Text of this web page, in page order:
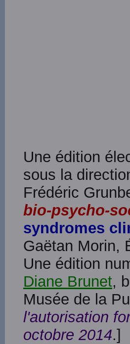
Une édition
sous la
Frédéric
bio-psycho-
syndromes
Gaëtan Morin,
Une édition
Diane Brunet,
Musée de la
l'autorisation
octobre 2014.]